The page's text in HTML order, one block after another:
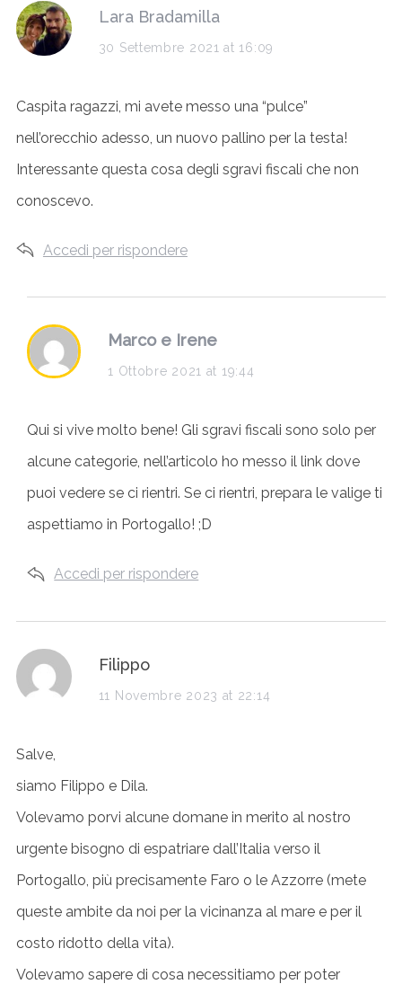
s
a
s
Lara Bradamilla
30 Settembre 2021 at 16:09
Caspita ragazzi, mi avete messo una “pulce”
nell’orecchio adesso, un nuovo pallino per la testa!
Interessante questa cosa degli sgravi fiscali che non
conoscevo.
Accedi per rispondere
s
a
s
:
Marco e Irene
1 Ottobre 2021 at 19:44
Qui si vive molto bene! Gli sgravi fiscali sono solo per
alcune categorie, nell’articolo ho messo il link dove
puoi vedere se ci rientri. Se ci rientri, prepara le valige ti
aspettiamo in Portogallo! ;D
Accedi per rispondere
s
a
:
Filippo
11 Novembre 2023 at 22:14
Salve,
siamo Filippo e Dila.
Volevamo porvi alcune domane in merito al nostro
urgente bisogno di espatriare dall’Italia verso il
Portogallo, più precisamente Faro o le Azzorre (mete
queste ambite da noi per la vicinanza al mare e per il
costo ridotto della vita).
Volevamo sapere di cosa necessitiamo per poter